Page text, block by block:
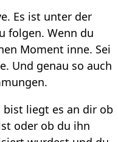
Es ist unter der
folgen. Wenn du
Moment inne. Sei
Und genau so auch
liegt es an dir ob
oder ob du ihn